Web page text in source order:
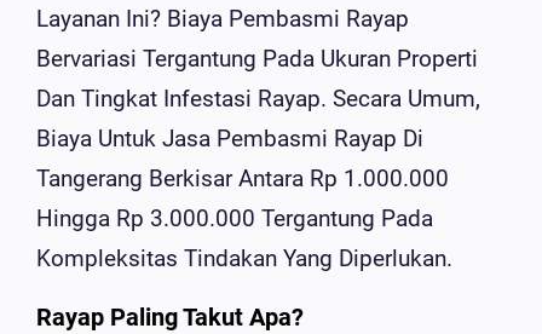
Layanan Ini? Biaya Pembasmi Rayap
Bervariasi Tergantung Pada Ukuran Properti
Dan Tingkat Infestasi Rayap. Secara Umum,
Biaya Untuk Jasa Pembasmi Rayap Di
Tangerang Berkisar Antara Rp 1.000.000
Hingga Rp 3.000.000 Tergantung Pada
Kompleksitas Tindakan Yang Diperlukan.
Rayap Paling Takut Apa?